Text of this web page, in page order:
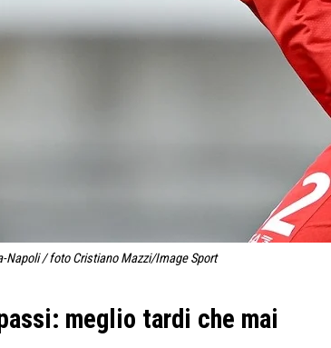
Napoli / foto Cristiano Mazzi/Image Sport
meglio tardi che mai